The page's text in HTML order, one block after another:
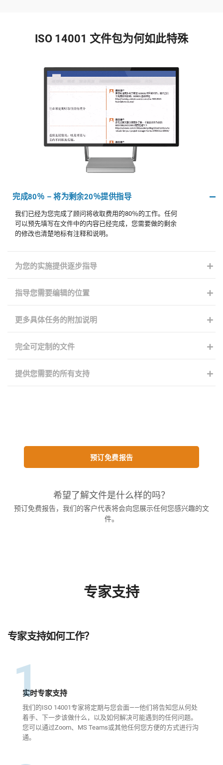
ISO 14001 文件包为何如此特殊
完成80％ – 将为剩余20％提供指导
我们已经为您完成了顾问将收取费用的80％的工作。任何
可以预先填写在文件中的内容已经完成，您需要做的剩余
的修改也清楚地标有注释和说明。
为您的实施提供逐步指导
指导您需要编辑的位置
更多具体任务的附加说明
完全可定制的文件
提供您需要的所有支持
预订免费报告
希望了解文件是什么样的吗？
预订免费报告，我们的客户代表将会向您展示任何您感兴趣的文
件。
专家支持
专家支持如何工作？
1
实时专家支持
我们的ISO 14001专家将定期与您会面——他们将告知您从何处
着手、下一步该做什么，以及如何解决可能遇到的任何问题。
您可以通过Zoom、MS Teams或其他任何您方便的方式进行沟
通。